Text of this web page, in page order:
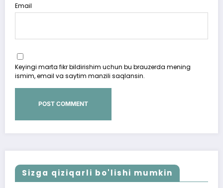
Email
Keyingi marta fikr bildirishim uchun bu brauzerda mening
ismim, email va saytim manzili saqlansin.
Sizga qiziqarli bo'lishi mumkin